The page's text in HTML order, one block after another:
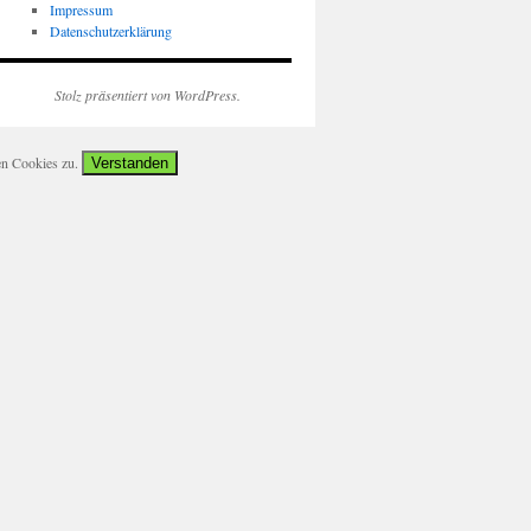
Impressum
Datenschutzerklärung
Stolz präsentiert von WordPress.
Cookies zu. Verstanden